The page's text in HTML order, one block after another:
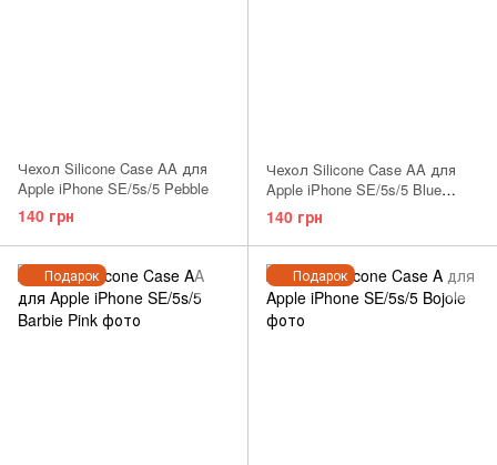
Чехол Silicone Case AA для
Apple iPhone SE/5s/5 Pebble
140 грн
Чехол Silicone Case AA для
Apple iPhone SE/5s/5 Blue
Cobalt
140 грн
Подарок Подарок